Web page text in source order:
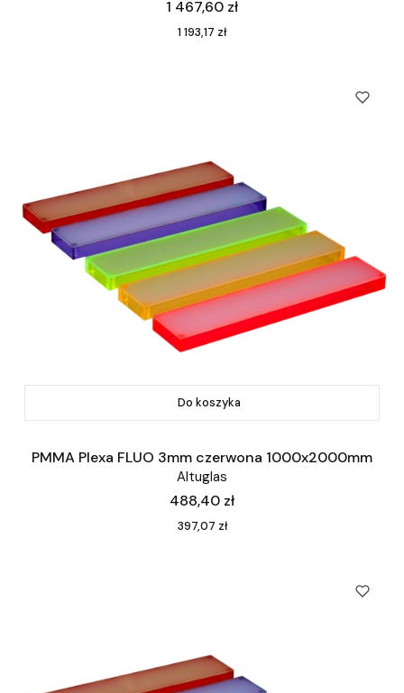
Cena
1 467,60 zł
Cena
1 193,17 zł
Do koszyka
PMMA Plexa FLUO 3mm czerwona 1000x2000mm
Altuglas
Cena
488,40 zł
Cena
397,07 zł